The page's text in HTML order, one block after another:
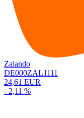
Zalando
DE000ZAL1111
24,61 EUR
- 2,11 %